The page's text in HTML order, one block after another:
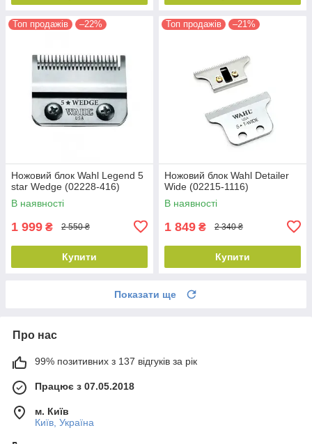
Топ продажів –22%
Ножовий блок Wahl Legend 5
star Wedge (02228-416)
В наявності
1 999 ₴ 2 550 ₴
Купити
Топ продажів –21%
Ножовий блок Wahl Detailer
Wide (02215-1116)
В наявності
1 849 ₴ 2 340 ₴
Купити
Показати ще
Про нас
99% позитивних з 137 відгуків за рік
Працює з 07.05.2018
м. Київ
Київ, Україна